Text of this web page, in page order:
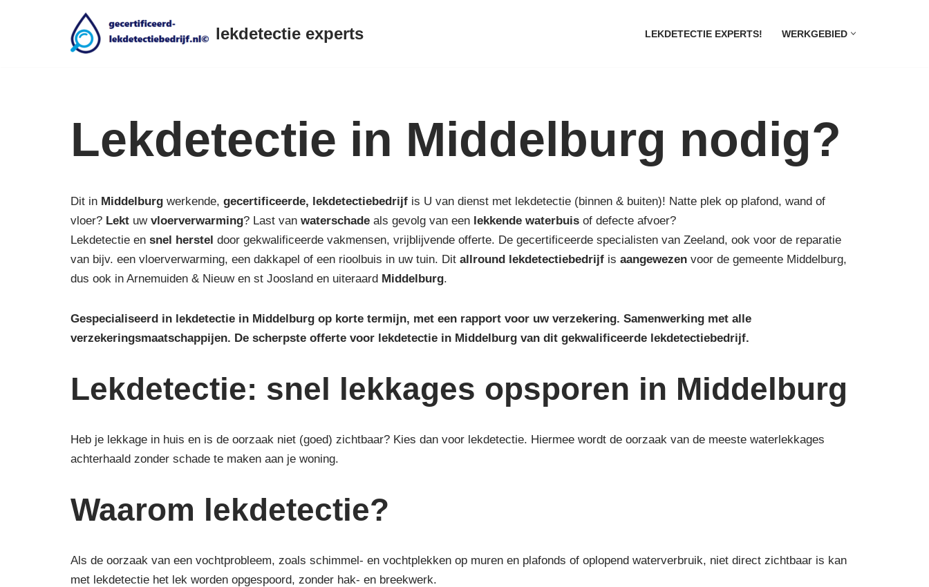
lekdetectie experts LEKDETECTIE EXPERTS! WERKGEBIED
Lekdetectie in Middelburg nodig?
Dit in Middelburg werkende, gecertificeerde, lekdetectiebedrijf is U van dienst met lekdetectie (binnen & buiten)! Natte plek op plafond, wand of
vloer? Lekt uw vloerverwarming? Last van waterschade als gevolg van een lekkende waterbuis of defecte afvoer?
Lekdetectie en snel herstel door gekwalificeerde vakmensen, vrijblijvende offerte. De gecertificeerde specialisten van Zeeland, ook voor de reparatie
van bijv. een vloerverwarming, een dakkapel of een rioolbuis in uw tuin. Dit allround lekdetectiebedrijf is aangewezen voor de gemeente Middelburg,
dus ook in Arnemuiden & Nieuw en st Joosland en uiteraard Middelburg.
Gespecialiseerd in lekdetectie in Middelburg op korte termijn, met een rapport voor uw verzekering. Samenwerking met alle
verzekeringsmaatschappijen. De scherpste offerte voor lekdetectie in Middelburg van dit gekwalificeerde lekdetectiebedrijf.
Lekdetectie: snel lekkages opsporen in Middelburg
Heb je lekkage in huis en is de oorzaak niet (goed) zichtbaar? Kies dan voor lekdetectie. Hiermee wordt de oorzaak van de meeste waterlekkages
achterhaald zonder schade te maken aan je woning.
Waarom lekdetectie?
Als de oorzaak van een vochtprobleem, zoals schimmel- en vochtplekken op muren en plafonds of oplopend waterverbruik, niet direct zichtbaar is kan
met lekdetectie het lek worden opgespoord, zonder hak- en breekwerk.